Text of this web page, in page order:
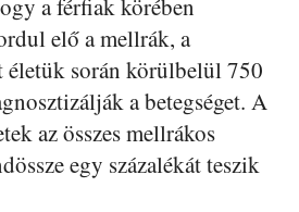
a férfiak körében
elő a mellrák, a
életük során körülbelül 750
a betegséget. A
az összes mellrákos
egy százalékát teszik